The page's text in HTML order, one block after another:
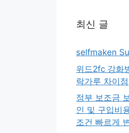
최신 글
selfmaken
위드2fc 강화
락가루 차이점
정부 보조금
인 및 구입비
조건 빠르게